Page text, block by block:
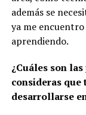
además se
ya me
aprendiendo.
¿Cuáles son
consideras
desarrollarse